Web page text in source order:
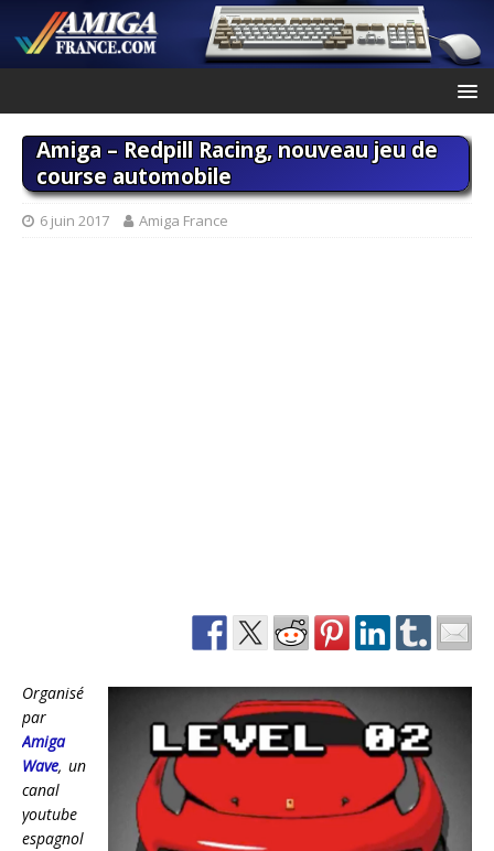
Amiga – Redpill Racing, nouveau jeu de
course automobile
6 juin 2017 Amiga France
Organisé
par
Amiga
Wave, un
canal
youtube
espagnol